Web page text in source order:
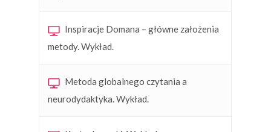
Inspiracje Domana – główne założenia
metody. Wykład.
Metoda globalnego czytania a
neurodydaktyka. Wykład.